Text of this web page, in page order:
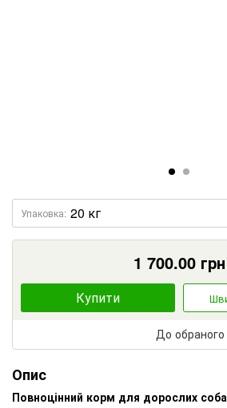
Упаковка:
1 700.00грн
Купити
До обраного
Опис
Повноцінний корм для дорослих